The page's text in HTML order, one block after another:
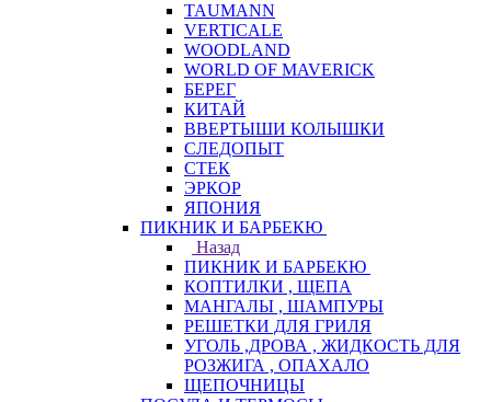
TAUMANN
VERTICALE
WOODLAND
WORLD OF MAVERICK
БЕРЕГ
КИТАЙ
ВВЕРТЫШИ КОЛЫШКИ
СЛЕДОПЫТ
СТЕК
ЭРКОР
ЯПОНИЯ
ПИКНИК И БАРБЕКЮ
Назад
ПИКНИК И БАРБЕКЮ
КОПТИЛКИ , ЩЕПА
МАНГАЛЫ , ШАМПУРЫ
РЕШЕТКИ ДЛЯ ГРИЛЯ
УГОЛЬ ,ДРОВА , ЖИДКОСТЬ ДЛЯ
РОЗЖИГА , ОПАХАЛО
ЩЕПОЧНИЦЫ